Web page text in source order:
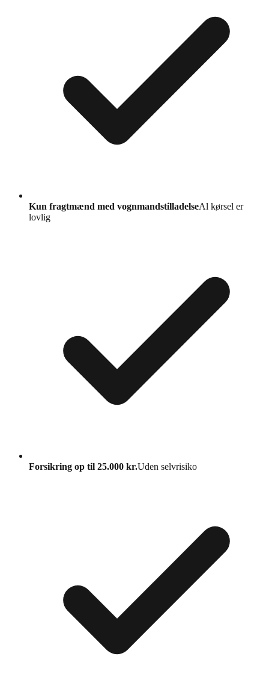
Kun fragtmænd med vognmandstilladelseAl kørsel er
lovlig
Forsikring op til 25.000 kr.Uden selvrisiko